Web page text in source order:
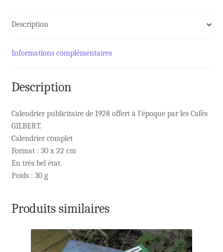
Description
Informations complémentaires
Description
Calendrier publicitaire de 1928 offert à l’époque par les Cafés
GILBERT.
Calendrier complet
Format : 30 x 22 cm
En très bel état.
Poids : 30 g
Produits similaires